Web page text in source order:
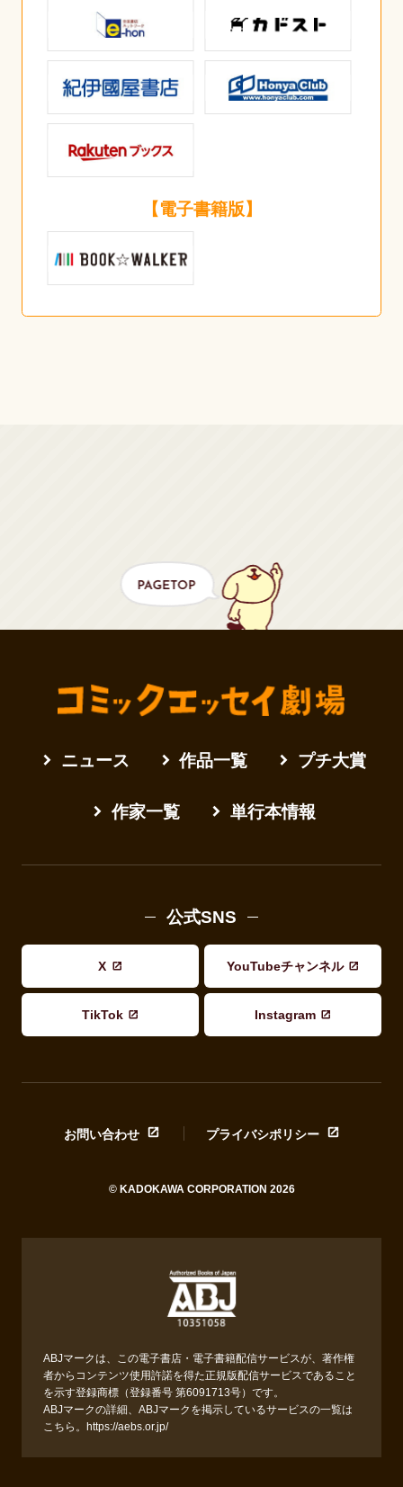
【電子書籍版】
ニュース 作品一覧 プチ大賞
作家一覧 単行本情報
公式SNS
X YouTubeチャンネル
TikTok Instagram
お問い合わせ プライバシポリシー
© KADOKAWA CORPORATION 2026
ABJマークは、この電子書店・電子書籍配信サービスが、著作権
者からコンテンツ使用許諾を得た正規版配信サービスであること
を示す登録商標（登録番号 第6091713号）です。
ABJマークの詳細、ABJマークを掲示しているサービスの一覧は
こちら。 https://aebs.or.jp/